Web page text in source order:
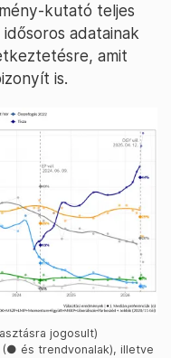
kutató teljes
adatainak
amit
is.
jogosult)
(● és trendvonalak), illetve